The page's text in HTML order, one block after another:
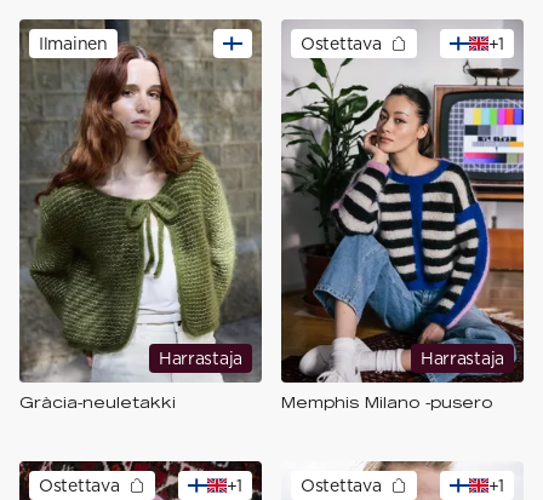
Harrastaja
Ilmainen
Gràcia-neuletakki
+1
Harrastaja
Ostettava
Memphis Milano -pusero
+1
Ostettava +1
Ostettava